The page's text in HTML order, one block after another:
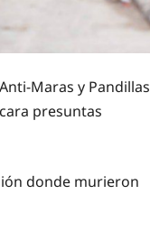
Maras y Pandillas
presuntas
donde murieron